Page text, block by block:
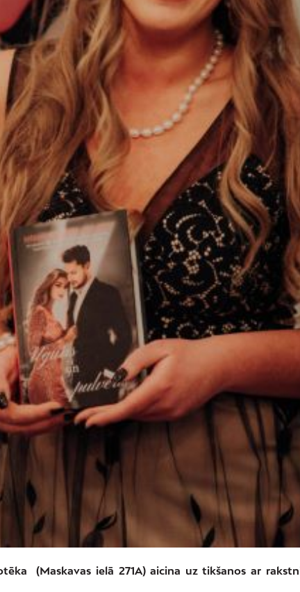
(Maskavas ielā 271A) aicina uz tikšanos ar